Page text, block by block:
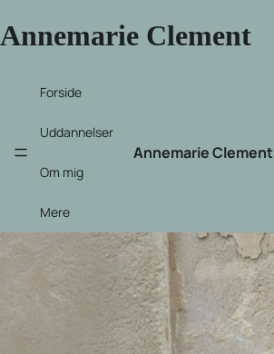
Annemarie Clement
Annemarie Clement
Forside
Uddannelser
Om mig
Mere